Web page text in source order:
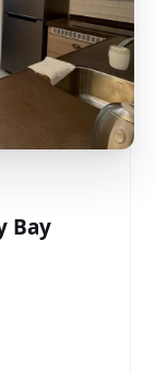
Bay